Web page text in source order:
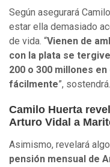
Según asegurará
estar ella demasiado
de vida. “Vienen de
con la plata se
200 o 300 millones
fácilmente”, sostendrá.
Camilo Huerta
Arturo Vidal a
Asimismo, revelará
pensión mensual de